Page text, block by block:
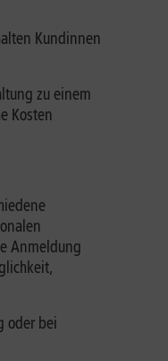
Kundinnen
zu einem
Kosten
Anmeldung
oder bei